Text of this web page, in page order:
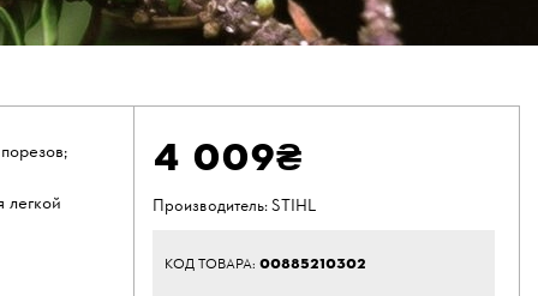
легкой
4 009₴
Производитель:STIHL
КОД ТОВАРА: 00885210302